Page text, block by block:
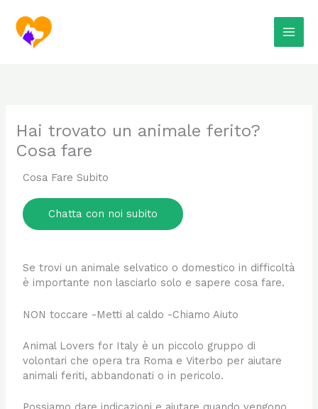
content
Hai trovato un animale ferito?
Cosa fare
Cosa Fare Subito
Chatta con noi subito
Se trovi un animale selvatico o domestico in difficoltà
è importante non lasciarlo solo e sapere cosa fare.
NON toccare -Metti al caldo -Chiamo Aiuto
Animal Lovers for Italy è un piccolo gruppo di
volontari che opera tra Roma e Viterbo per aiutare
animali feriti, abbandonati o in pericolo.